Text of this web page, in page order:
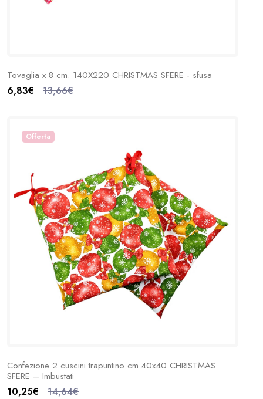
Tovaglia x 8 cm. 140X220 CHRISTMAS SFERE - sfusa
6,83€ 13,66€
Offerta
Confezione 2 cuscini trapuntino cm.40x40 CHRISTMAS
SFERE – Imbustati
10,25€ 14,64€